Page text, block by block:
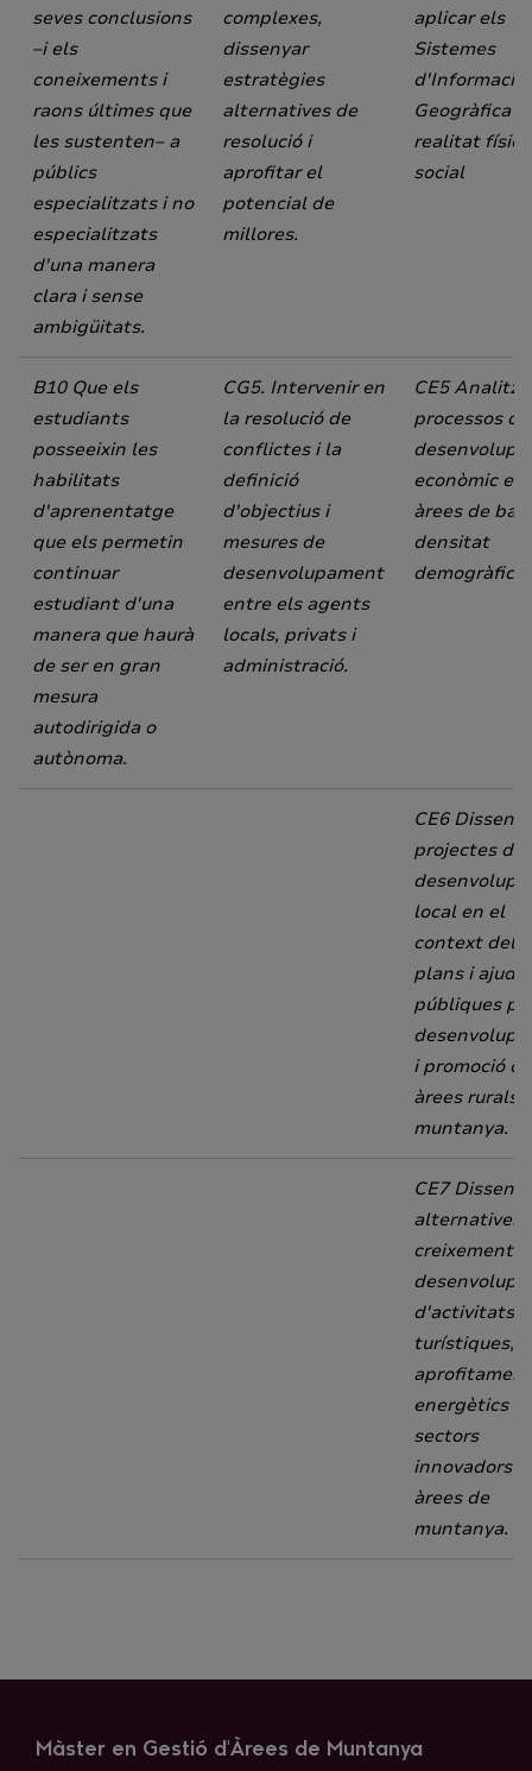
seves conclusions
–i els
coneixements i
raons últimes que
les sustenten– a
públics
especialitzats i no
especialitzats
d'una manera
clara i sense
ambigüitats.
complexes,
dissenyar
estratègies
alternatives de
resolució i
aprofitar el
potencial de
millores.
aplicar els
Sistemes
d'Informació
Geogràfica a
realitat
social
B10 Que els
estudiants
posseeixin les
habilitats
d'aprenentatge
que els permetin
continuar
estudiant d'una
manera que haurà
de ser en gran
mesura
autodirigida o
autònoma.
CG5. Intervenir en
la resolució de
conflictes i la
definició
d'objectius i
mesures de
desenvolupament
entre els agents
locals, privats i
administració.
CE5
processos de
econòmic en
àrees de
densitat
demogràfica
CE6
projectes de
local en el
context dels
plans i
públiques
i promoció
àrees rurals i
muntanya.
CE7
alternatives
creixement i
d'activitats
turístiques,
energètics i
sectors
innovadors
àrees de
muntanya.
Màster en Gestió d'Àrees de Muntanya